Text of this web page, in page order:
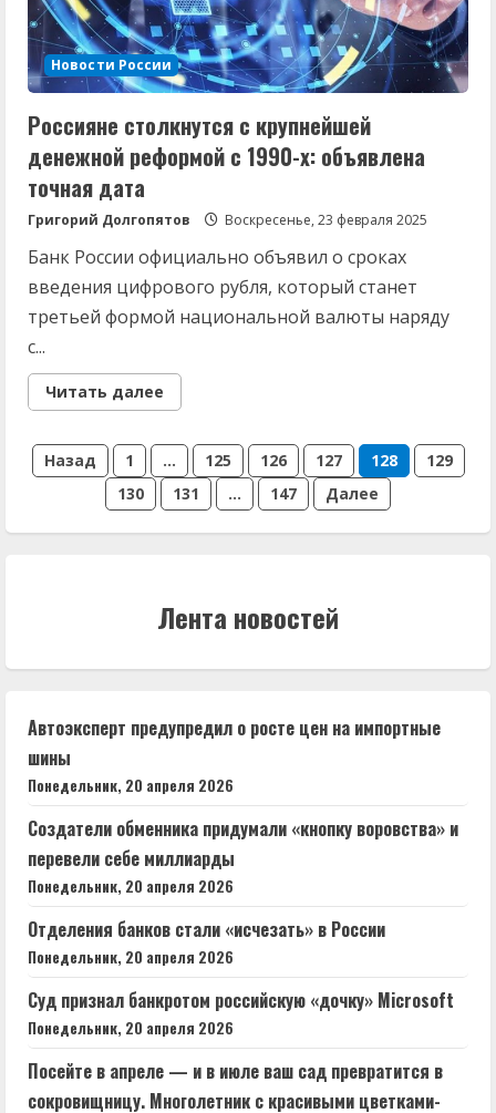
Новости России
Россияне столкнутся с крупнейшей
денежной реформой с 1990-х: объявлена
точная дата
Григорий Долгопятов Воскресенье, 23 февраля 2025
Банк России официально объявил о сроках
введения цифрового рубля, который станет
третьей формой национальной валюты наряду
с...
Читать далее
more
столкнутся
с
крупнейшей
денежной
реформой
с
дата
Пагинация
записей
Назад 1 … 125 126 127 128
129
130
131 … 147 Далее
Лента новостей
Автоэксперт предупредил о росте цен на импортные
шины
Понедельник, 20 апреля 2026
Создатели обменника придумали «кнопку воровства» и
перевели себе миллиарды
Понедельник, 20 апреля 2026
Отделения банков стали «исчезать» в России
Понедельник, 20 апреля 2026
Суд признал банкротом российскую «дочку» Microsoft
Понедельник, 20 апреля 2026
Посейте в апреле — и в июле ваш сад превратится в
сокровищницу. Многолетник с красивыми цветками-